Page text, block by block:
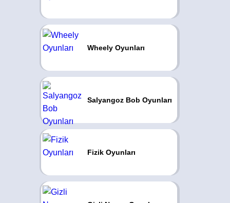
Wheely Oyunları
Salyangoz Bob Oyunları
Fizik Oyunları